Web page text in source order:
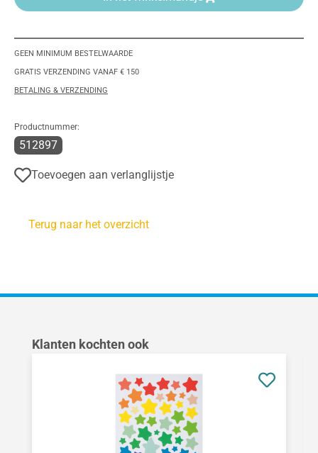
GEEN MINIMUM BESTELWAARDE
GRATIS VERZENDING VANAF € 150
BETALING & VERZENDING
Productnummer:
512897
Toevoegen aan verlanglijstje
Terug naar het overzicht
Productgalerij overslaan
Klanten kochten ook